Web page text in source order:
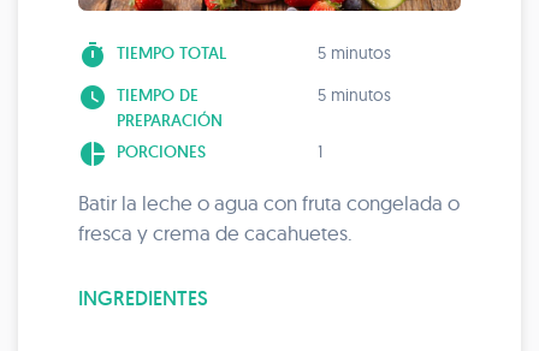
timer TIEMPO TOTAL 5 minutos
watch_later TIEMPO DE
PREPARACIÓN
5 minutos
pie_chart PORCIONES 1
Batir la leche o agua con fruta congelada o
fresca y crema de cacahuetes.
INGREDIENTES